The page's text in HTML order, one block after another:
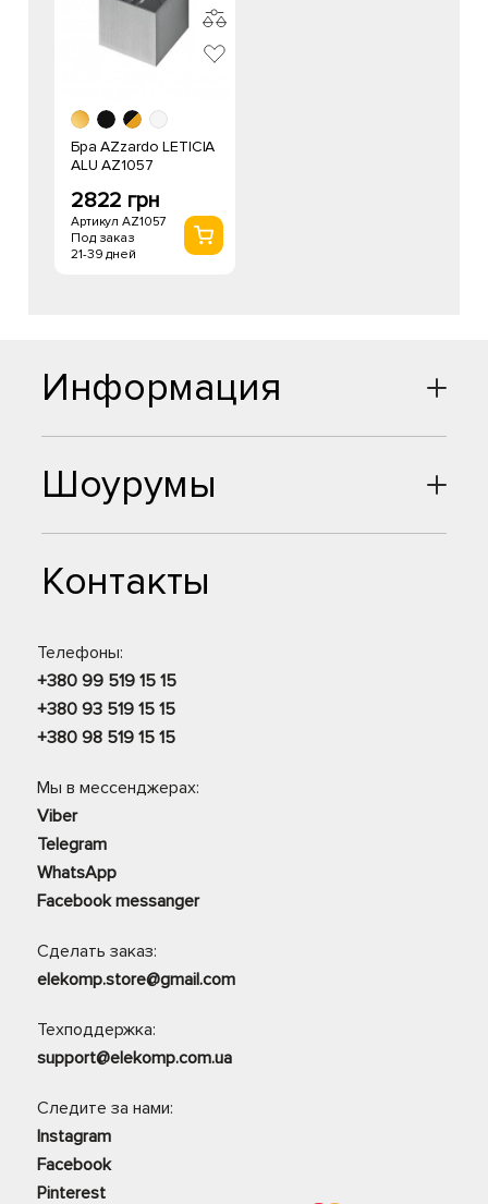
Бра AZzardo LETICIA
ALU AZ1057
2822 грн
Артикул AZ1057
Под заказ
21-39 дней
Шоурумы
Контакты
Телефоны:
+380 99 519 15 15
+380 93 519 15 15
+380 98 519 15 15
Мы в мессенджерах:
Viber
Telegram
WhatsApp
Facebook messanger
Сделать заказ:
elekomp.store@gmail.com
Техподдержка:
support@elekomp.com.ua
Следите за нами:
Instagram
Facebook
Pinterest
Информация